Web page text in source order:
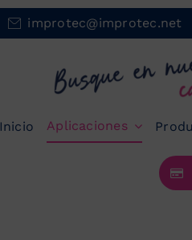
improtec@improtec.net
Inicio Aplicaciones